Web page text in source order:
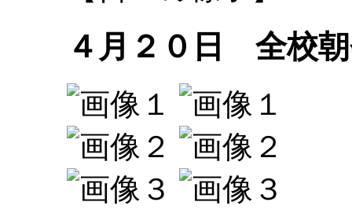
４月２０日 全校